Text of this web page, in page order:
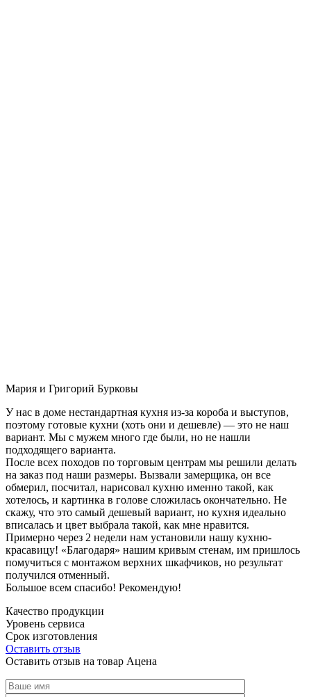
Мария и Григорий Бурковы
У нас в доме нестандартная кухня из-за короба и выступов,
поэтому готовые кухни (хоть они и дешевле) — это не наш
вариант. Мы с мужем много где были, но не нашли
подходящего варианта.
После всех походов по торговым центрам мы решили делать
на заказ под наши размеры. Вызвали замерщика, он все
обмерил, посчитал, нарисовал кухню именно такой, как
хотелось, и картинка в голове сложилась окончательно. Не
скажу, что это самый дешевый вариант, но кухня идеально
вписалась и цвет выбрала такой, как мне нравится.
Примерно через 2 недели нам установили нашу кухню-
красавицу! «Благодаря» нашим кривым стенам, им пришлось
помучиться с монтажом верхних шкафчиков, но результат
получился отменный.
Большое всем спасибо! Рекомендую!
Качество продукции
Уровень сервиса
Срок изготовления
Оставить отзыв
Оставить отзыв на товар Ацена